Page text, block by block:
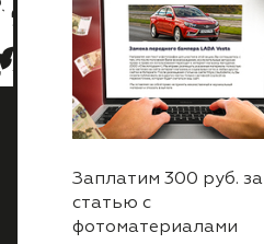
Заплатим 300 руб. за
статью с
фотоматериалами